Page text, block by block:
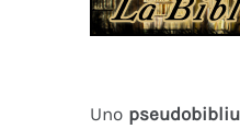
Uno